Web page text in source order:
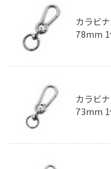
カラビ
78mm
カラビ
73mm